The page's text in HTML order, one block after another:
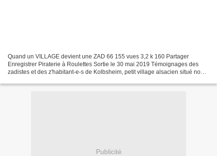
Quand un VILLAGE devient une ZAD 66 155 vues 3,2 k 160 Partager
Enregistrer Piraterie à Roulettes Sortie le 30 mai 2019 Témoignages des
zadistes et des z'habitant-e-s de Kolbsheim, petit village alsacien situé non
Publicité